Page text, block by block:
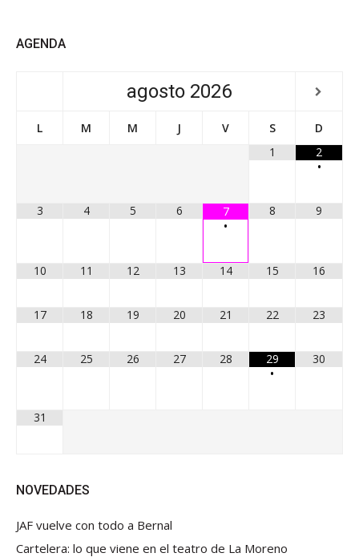
AGENDA
agosto 2026
L M M J V S
D
1
2
•
3 4 5 6
7
•
8 9
10 11 12 13 14 15 16
17 18 19 20 21 22 23
24 25 26 27 28
29
•
30
31
NOVEDADES
JAF vuelve con todo a Bernal
Cartelera: lo que viene en el teatro de La Moreno